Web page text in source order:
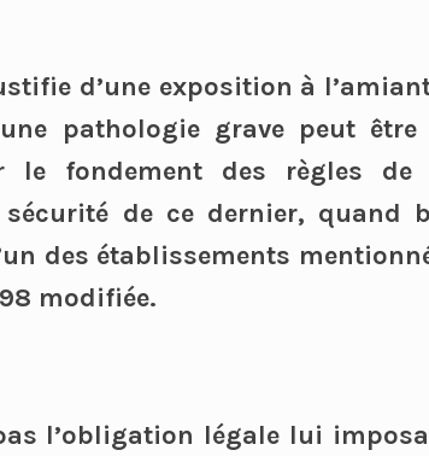
d’une exposition à
pathologie grave peut
le fondement des règles
sécurité de ce dernier, quand
des établissements
modifiée.
l’obligation légale lui